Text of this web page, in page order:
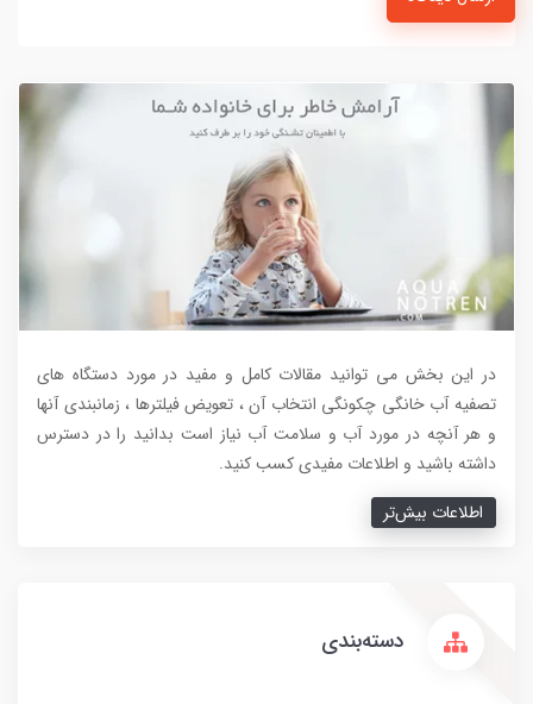
در این بخش می توانید مقالات کامل و مفید در مورد دستگاه های
تصفیه آب خانگی چکونگی انتخاب آن ، تعویض فیلترها ، زمانبندی آنها
و هر آنچه در مورد آب و سلامت آب نیاز است بدانید را در دسترس
داشته باشید و اطلاعات مفیدی کسب کنید.
اطلاعات بیش‌تر
دسته‌بندی